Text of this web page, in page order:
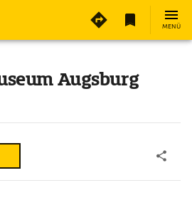
MENÜ
Augsburg